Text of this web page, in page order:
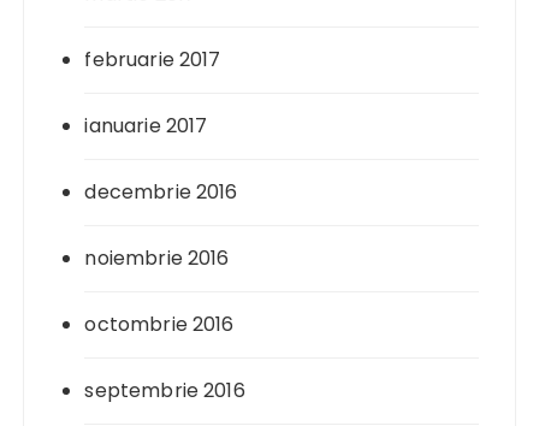
februarie 2017
ianuarie 2017
decembrie 2016
noiembrie 2016
octombrie 2016
septembrie 2016